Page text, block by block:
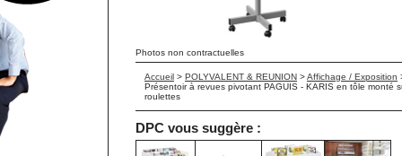
Photos non contractuelles
Accueil > POLYVALENT & REUNION >Affichage / Exposition
Présentoir à revues pivotant PAGUIS - KARIS en tôle monté
roulettes
DPC vous suggère :